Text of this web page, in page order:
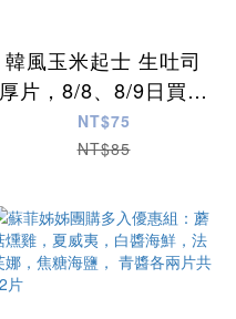
韓風玉米起士 生吐司
厚片，8/8、8/9日買一
送一 ，限量150組，
下單一片即出貨兩片，
享買一送一，無法任
選。
NT$75
NT$85